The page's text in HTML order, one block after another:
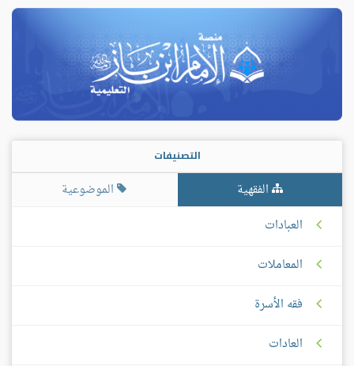
التصنيفات
الفقهية
الموضوعية
العبادات
المعاملات
فقه الأسرة
العادات